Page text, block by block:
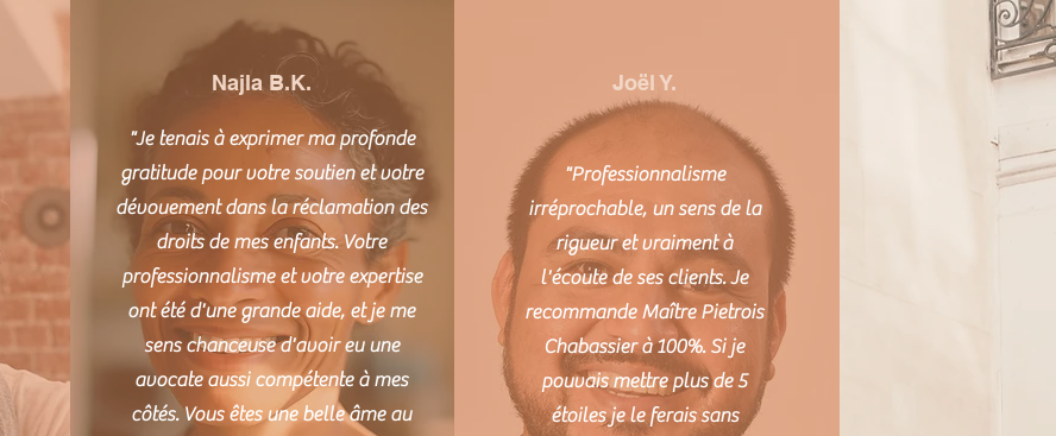
Najla B.K.
"Je tenais à exprimer ma profonde
gratitude pour votre soutien et votre
dévouement dans la réclamation des
droits de mes enfants. Votre
professionnalisme et votre expertise
ont été d'une grande aide, et je me
sens chanceuse d'avoir eu une
avocate aussi compétente à mes
côtés. Vous êtes une belle âme au
Joël Y.
"Professionnalisme
irréprochable, un sens de la
rigueur et vraiment à
l'écoute de ses clients. Je
recommande Maître Pietrois
Chabassier à 100%. Si je
pouvais mettre plus de 5
étoiles je le ferais sans